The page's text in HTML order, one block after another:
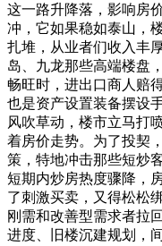
这一路升降落，影响房
冲，它如果稳如泰山，
扎堆，从业者们收入丰
岛、九龙那些高端楼盘
畅旺时，进出口商人赔
也是资产设置装备摆设
风吹草动，楼市立马打
着房价走势。为了投契
策，特地冲击那些短炒
短期内炒房热度骤降，
了刺激买卖，又得松松
刚需和改善型需求者拉
进度、旧楼沉建规划，